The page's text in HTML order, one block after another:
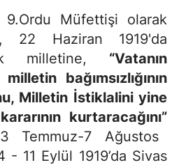
9.Ordu Müfettişi olarak
22 Haziran 1919'da
milletine, “Vatanın
bağımsızlığının
Milletin İstiklalini yine
kurtaracağını”
7 Ağustos
- 11 Eylül 1919’da Sivas